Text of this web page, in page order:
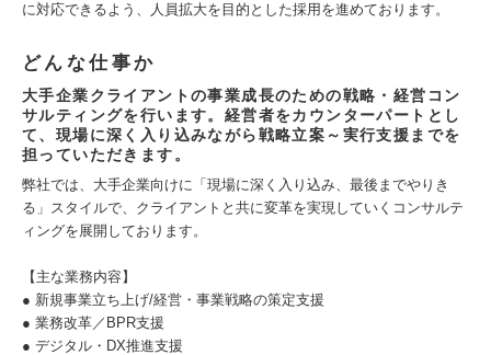
に対応できるよう、人員拡大を目的とした採用を進めております。
どんな仕事か
大手企業クライアントの事業成長のための戦略・経営コン
サルティングを行います。経営者をカウンターパートとし
て、現場に深く入り込みながら戦略立案～実行支援までを
担っていただきます。
弊社では、大手企業向けに「現場に深く入り込み、最後までやりき
る」スタイルで、クライアントと共に変革を実現していくコンサルテ
ィングを展開しております。
【主な業務内容】
● 新規事業立ち上げ/経営・事業戦略の策定支援
● 業務改革／BPR支援
● デジタル・DX推進支援